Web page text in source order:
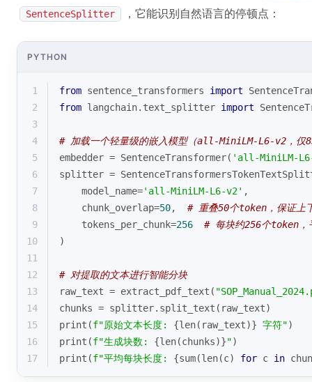
SentenceSplitter
，它能识别自然语言的停顿点：
PYTHON
1 from sentence_transformers import
2
from langchain.text_splitter import
3
4
# 加载一个轻量级的嵌入模型（all-MiniLM-L6-v2，仅
5
embedder = SentenceTransformer( 'all-MiniLM-
6
splitter =
7
    model_name=
'all-MiniLM-L6-v2' ,
8
    chunk_overlap=
50, # 重叠50个token，保证上
9
    tokens_per_chunk=
256
# 每块约256个token，
10
)
11
12
# 对提取的文本进行智能分块
13
raw_text = extract_pdf_text(
14
chunks = splitter.split_text(raw_text)
15
print (f"原始文本长度: {len(raw_text)} 字符")
16
print (f"生成块数: {len(chunks)}")
17
print (f"平均每块长度: {sum(len(c) for c in